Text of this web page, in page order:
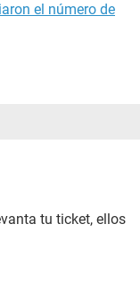
el número de
tu ticket, ellos